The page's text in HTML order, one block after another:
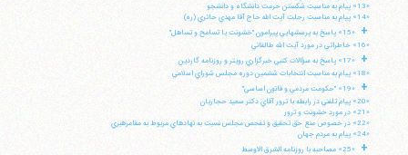
«13» پيام به مناسبت شكستن حرمت دانشگاه و دانشجو
«14» پپام به مناسبت رحلت آيت الله حاج آقا مهدي حائري (ره)
+
«15» پاسخ به پرسشهايي پيرامون "خشونت يا تسامح و تساهل"
«16» خاطراتي در مورد آيت الله طالقاني
+
«17» پاسخ به سؤالات كتبي خبرگزاري رويتر و روزنامه گاردين
«18» پيام به مناسبت انتخابات ششمين دوره مجلس شوراي اسلامي
+
«19» "حكومت مردمي و قانون اساسي"
«20» پيام تلفني در رابطه با ترور آقاي دكتر سعيد حجاريان
«21» در مورد خشونت و ترور
«22» در خصوص منع حق تحقيق و تفحص مجلس نسبت به نهادهاي مربوط به مقامرهبري
«24» پيام به مردم جهان
+ «25» مصاحبه با روزنامه الشرق الاوسط